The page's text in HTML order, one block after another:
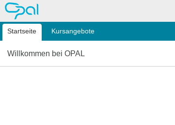
OPAL
Startseite Kursangebote
Willkommen bei OPAL